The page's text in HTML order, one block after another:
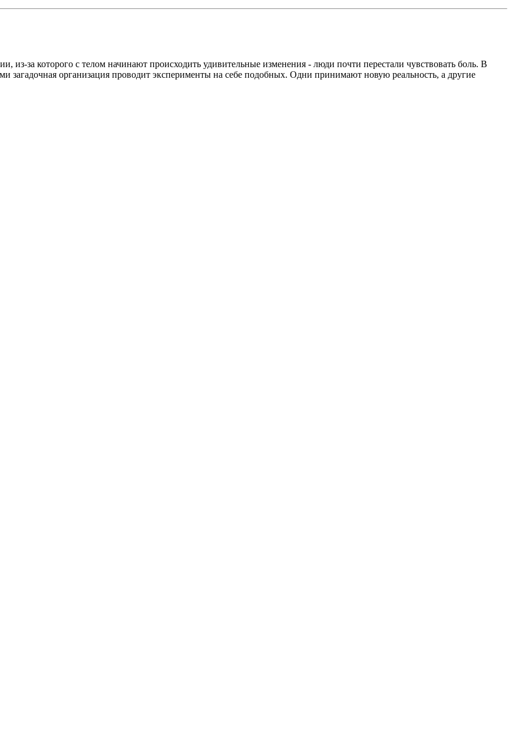
из-за которого с телом начинают происходить удивительные изменения - люди почти перестали чувствовать боль. В
загадочная организация проводит эксперименты на себе подобных. Одни принимают новую реальность, а другие